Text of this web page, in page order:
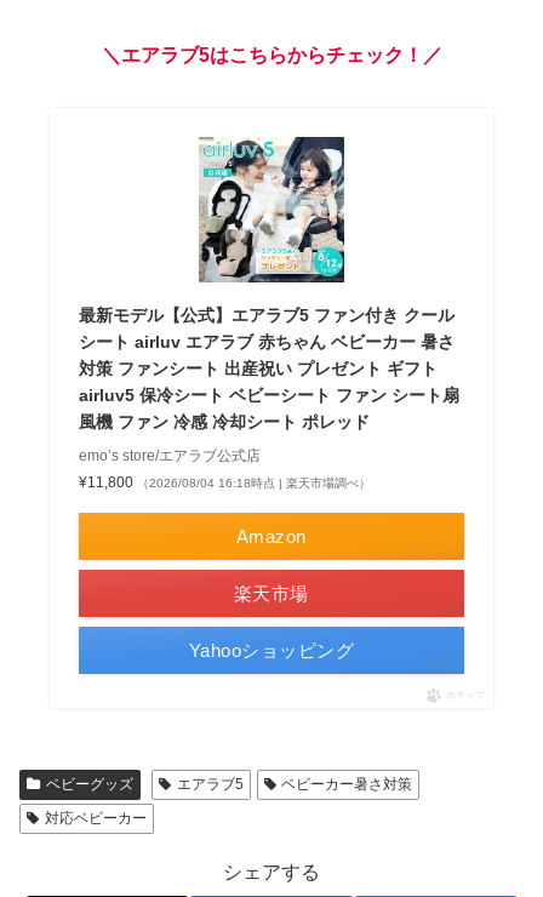
＼エアラブ5はこちらからチェック！／
最新モデル【公式】エアラブ5 ファン付き クール
シート airluv エアラブ 赤ちゃん ベビーカー 暑さ
対策 ファンシート 出産祝い プレゼント ギフト
airluv5 保冷シート ベビーシート ファン シート扇
風機 ファン 冷感 冷却シート ポレッド
emo’s store/エアラブ公式店
¥11,800
（2026/08/04 16:18時点 | 楽天市場調べ）
Amazon
楽天市場
Yahooショッピング
ポチップ
ベビーグッズ エアラブ5
ベビーカー暑さ対策
対応ベビーカー
シェアする